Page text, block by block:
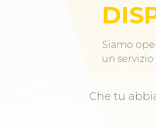
Siamo
un
Che tu